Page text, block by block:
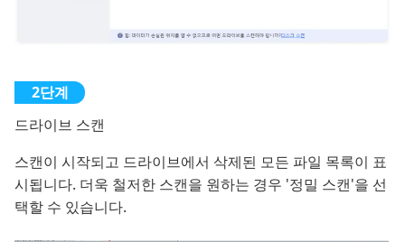
드라이브 스캔
스캔이 시작되고 드라이브에서 삭제된 모든 파일 목록이 표
시됩니다. 더욱 철저한 스캔을 원하는 경우 '정밀 스캔'을 선
택할 수 있습니다.